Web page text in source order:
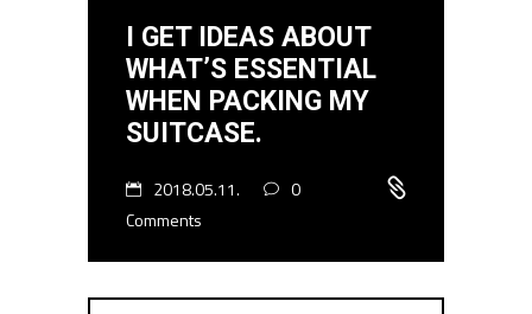
I GET IDEAS ABOUT
WHAT’S ESSENTIAL
WHEN PACKING MY
SUITCASE.
2018.05.11.
0
Comments